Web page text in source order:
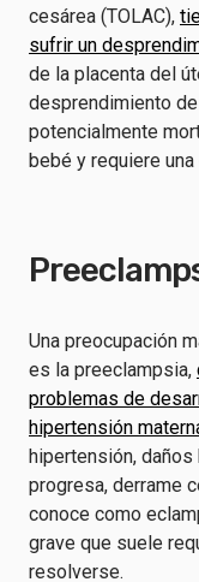
cesárea (TOLAC),
sufrir un
de la placenta del
desprendimiento
potencialmente
bebé y requiere
Una preocupación
es la preeclampsia,
problemas de
hipertensión
hipertensión,
progresa, derrame
conoce como
grave que suele
resolverse.